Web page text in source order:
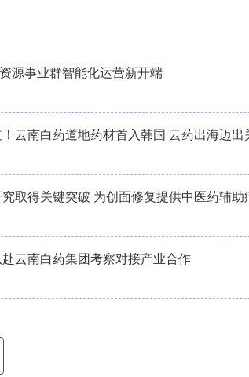
源事业群智能化运营新开端
云南白药道地药材首入韩国 云药出海迈出
取得关键突破 为创面修复提供中医药辅助
云南白药集团考察对接产业合作